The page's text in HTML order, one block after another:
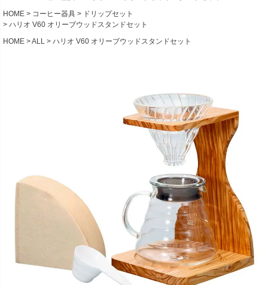
HOME
コーヒー器具
ドリップセット
ハリオ V60 オリーブウッドスタンドセット
HOME
ALL ハリオ V60 オリーブウッドスタンドセット